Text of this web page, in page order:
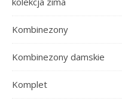
Kombinezony
Kombinezony damskie
Komplet